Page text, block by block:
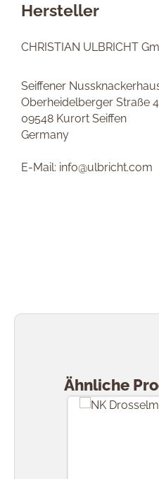
Hersteller
CHRISTIAN ULBRICHT
Seiffener
Oberheidelberger Straße
09548 Kurort Seiffen
Germany
E-Mail: info@ulbricht.com
Ähnliche